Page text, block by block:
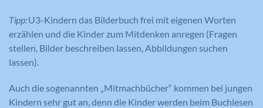
Tipp:U3-Kindern das Bilderbuch frei mit eigenen Worten
erzählen und die Kinder zum Mitdenken anregen (Fragen
stellen, Bilder beschreiben lassen, Abbildungen suchen
lassen).
Auch die sogenannten „Mitmachbücher“ kommen bei jungen
Kindern sehr gut an, denn die Kinder werden beim Buchlesen